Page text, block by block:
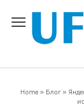
содержанию
Home» Блог»